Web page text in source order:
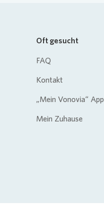
Oft gesucht
FAQ
Kontakt
„Mein Vonovia“ App
Mein Zuhause